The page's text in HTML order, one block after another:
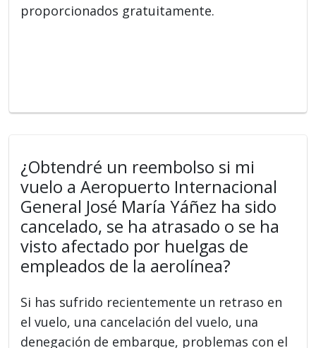
proporcionados gratuitamente.
¿Obtendré un reembolso si mi
vuelo a Aeropuerto Internacional
General José María Yáñez ha sido
cancelado, se ha atrasado o se ha
visto afectado por huelgas de
empleados de la aerolínea?
Si has sufrido recientemente un retraso en
el vuelo, una cancelación del vuelo, una
denegación de embarque, problemas con el